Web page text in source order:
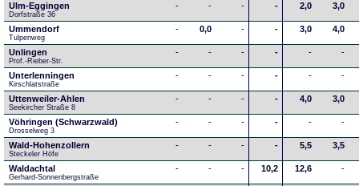
Ulm-Eggingen
Dorfstraße 36
- - - - 2,0 3,0
Ummendorf
Tulpenweg
- 0,0 - - 3,0 4,0
Unlingen
Prof.-Rieber-Str.
- - - - - -
Unterlenningen
Kirschlatstraße
- - - - - -
Uttenweiler-Ahlen
Seekircher Straße 8
- - - - 4,0 3,0
Vöhringen (Schwarzwald)
Drosselweg 3
- - - - - -
Wald-Hohenzollern
Steckeler Höfe
- - - - 5,5 3,5
Waldachtal
Gerhard-Sonnenbergstraße
- - - 10,2 12,6 -